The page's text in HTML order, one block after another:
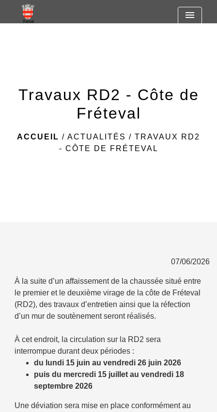
https://www.googletagmanager.com/gtag/js?id=G-
R7SF805ST2
menu
Travaux RD2 - Côte de
Fréteval
ACCUEIL / ACTUALITÉS / TRAVAUX RD2
- CÔTE DE FRÉTEVAL
07/06/2026
À la suite d’un affaissement de la chaussée situé entre
le premier et le deuxième virage de la côte de Fréteval
(RD2), des travaux d’entretien ainsi que la réfection
d’un mur de soutènement seront réalisés.
À cet endroit, la circulation sur la RD2 sera
interrompue durant deux périodes :
du lundi 15 juin au vendredi 26 juin 2026
puis du mercredi 15 juillet au vendredi 18
septembre 2026
Une déviation sera mise en place conformément au